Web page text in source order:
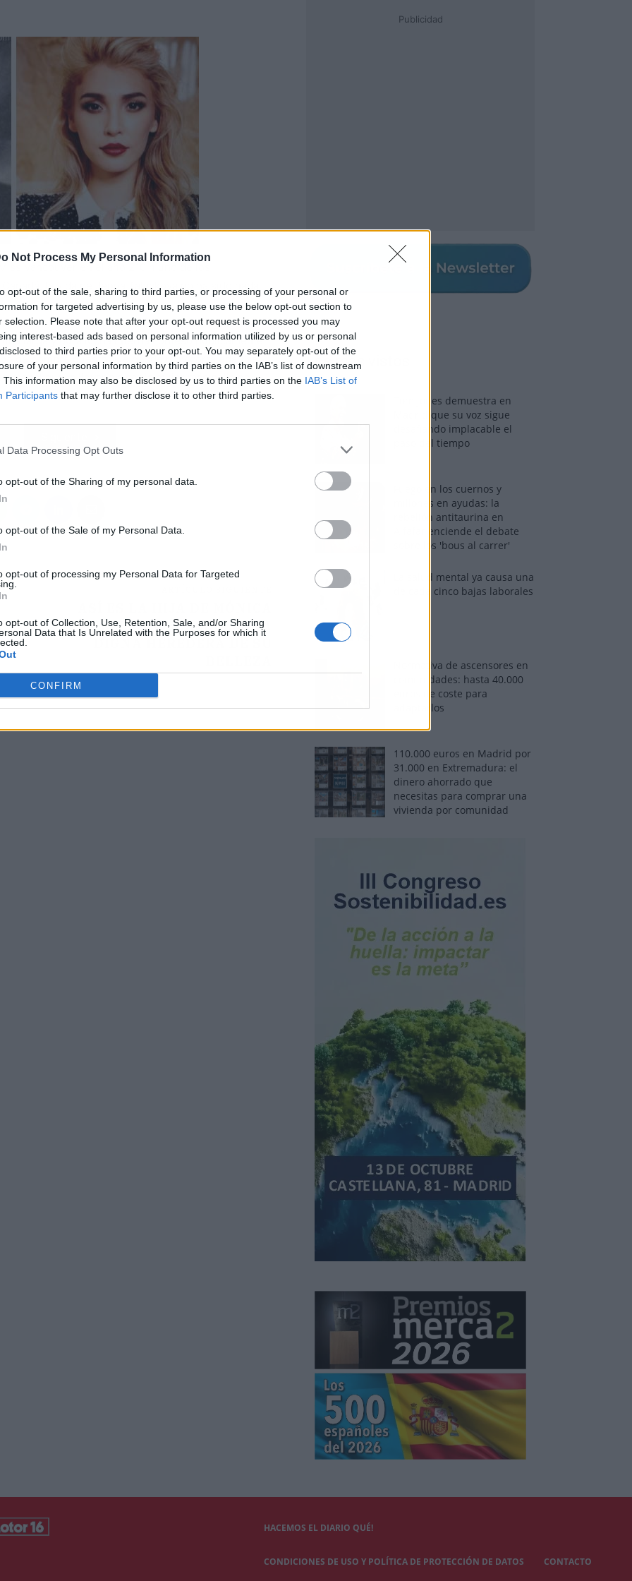
Not Process My Personal Information
opt-out of the sale, sharing to third parties, or processing of your personal or
for targeted advertising by us, please use the below opt-out section to
selection. Please note that after your opt-out request is processed you may
interest-based ads based on personal information utilized by us or personal
to third parties prior to your opt-out. You may separately opt-out of the
of your personal information by third parties on the IAB’s list of downstream
This information may also be disclosed by us to third parties on the IAB’s List of
Participants that may further disclose it to other third parties.
Data Processing Opt Outs
opt-out of the Sharing of my personal data.
opt-out of the Sale of my Personal Data.
opt-out of processing my Personal Data for Targeted
opt-out of Collection, Use, Retention, Sale, and/or Sharing
Data that Is Unrelated with the Purposes for which it
CONFIRM
Vancouver en el año 210 n uno de los
la vida de Jenna Talackova no ha sido nada
larga y dura lucha interna confesó públicamente
de hombre puesto que desde muy corta edad se
que la llevaría a ser la mujer más bella de
BELLUCCI, DEVA CASSEL, UNA
DIGNA HEREDERA DE SU
Publicidad
Los más vistos
Tom Jones demuestra en
Madrid que su voz sigue
desafiando implacable el
paso del tiempo
Fuego en los cuernos y
millones en ayudas: la
rebelión antitaurina en
Alfafar enciende el debate
sobre los 'bous al carrer'
La salud mental ya causa una
de cada cinco bajas laborales
Normativa de ascensores en
comunidades: hasta 40.000
euros de coste para
adaptarlos
110.000 euros en Madrid por
31.000 en Extremadura: el
dinero ahorrado que
necesitas para comprar una
vivienda por comunidad
HACEMOS EL DIARIO QUÉ!
CONDICIONES DE USO Y POLÍTICA DE PROTECCIÓN DE DATOS CONTACTO